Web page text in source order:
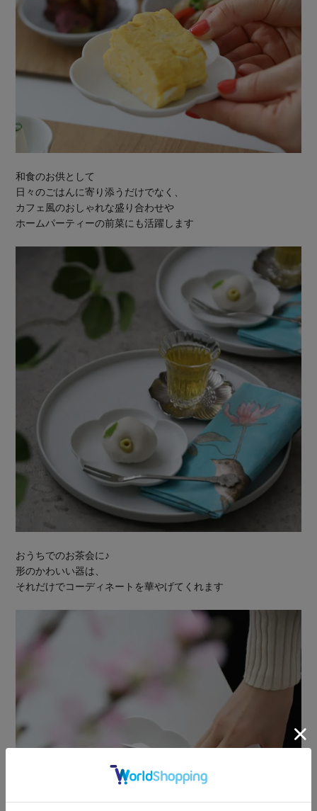
和食のお供として
日々のごはんに寄り添うだけでなく、
カフェ風のおしゃれな盛り合わせや
ホームパーティーの前菜にも活躍します
おうちでのお茶会に♪
形のかわいい器は、
それだけでコーディネートを華やげてくれます